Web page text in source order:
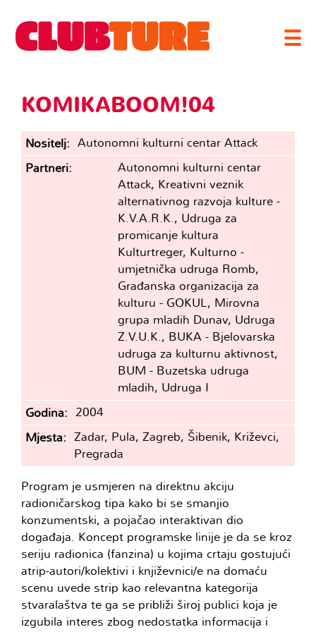
☰
KOMIKABOOM!04
Nositelj
Autonomni kulturni centar Attack
Partneri
Autonomni kulturni centar
Attack, Kreativni veznik
alternativnog razvoja kulture -
K.V.A.R.K., Udruga za
promicanje kultura
Kulturtreger, Kulturno -
umjetnička udruga Romb,
Građanska organizacija za
kulturu - GOKUL, Mirovna
grupa mladih Dunav, Udruga
Z.V.U.K., BUKA - Bjelovarska
udruga za kulturnu aktivnost,
BUM - Buzetska udruga
mladih, Udruga I
Godina
2004
Mjesta
Zadar, Pula, Zagreb, Šibenik, Križevci,
Pregrada
Program je usmjeren na direktnu akciju
radioničarskog tipa kako bi se smanjio
konzumentski, a pojačao interaktivan dio
događaja. Koncept programske linije je da se kroz
seriju radionica (fanzina) u kojima crtaju gostujući
atrip-autori/kolektivi i književnici/e na domaću
scenu uvede strip kao relevantna kategorija
stvaralaštva te ga se približi široj publici koja je
izgubila interes zbog nedostatka informacija i